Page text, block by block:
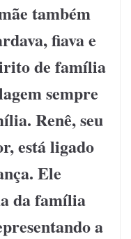
também
fiava e
de família
sempre
Renê, seu
está ligado
Ele
da família
a